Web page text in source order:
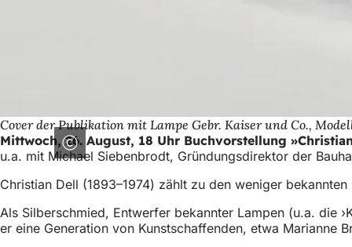
Cover der Publikation mit Lampe Gebr. Kaiser und Co.,
Mittwoch, 26. August, 18 Uhr Buchvorstellung
u.a. mit Michael Siebenbrodt, Gründungsdirektor der
Christian Dell (1893–1974) zählt zu den weniger
Als Silberschmied, Entwerfer bekannter Lampen (u.a. die
er eine Generation von Kunstschaffenden, etwa Marianne